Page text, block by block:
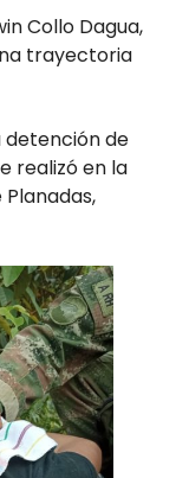
Collo Dagua,
trayectoria
detención de
realizó en la